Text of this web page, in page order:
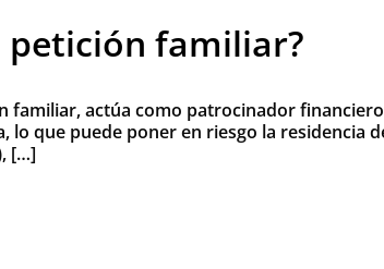
petición familiar?
actúa como patrocinador
que puede poner en riesgo la residencia
[…]